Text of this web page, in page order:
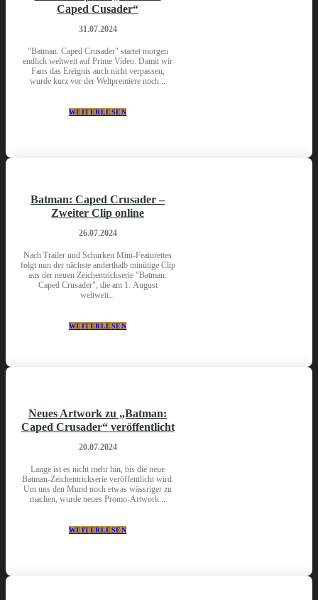
Caped Cusader“
31.07.2024
"Batman: Caped Crusader" startet morgen
endlich weltweit auf Prime Video. Damit wir
Fans das Ereignis auch nicht verpassen,
wurde kurz vor der Weltpremiere noch...
WEITERLESEN
Batman: Caped Crusader –
Zweiter Clip online
26.07.2024
Nach Trailer und Schurken Mini-Featurettes
folgt nun der nächste anderthalb minütige Clip
aus der neuen Zeichentrickserie "Batman:
Caped Crusader", die am 1. August
weltweit...
WEITERLESEN
Neues Artwork zu „Batman:
Caped Crusader“ veröffentlicht
20.07.2024
Lange ist es nicht mehr hin, bis die neue
Batman-Zeichentrickserie veröffentlicht wird.
Um uns den Mund noch etwas wässriger zu
machen, wurde neues Promo-Artwork...
WEITERLESEN